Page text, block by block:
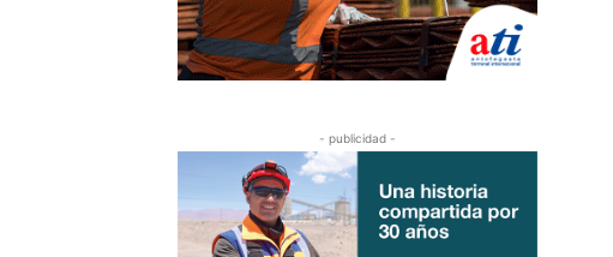
- publicidad -